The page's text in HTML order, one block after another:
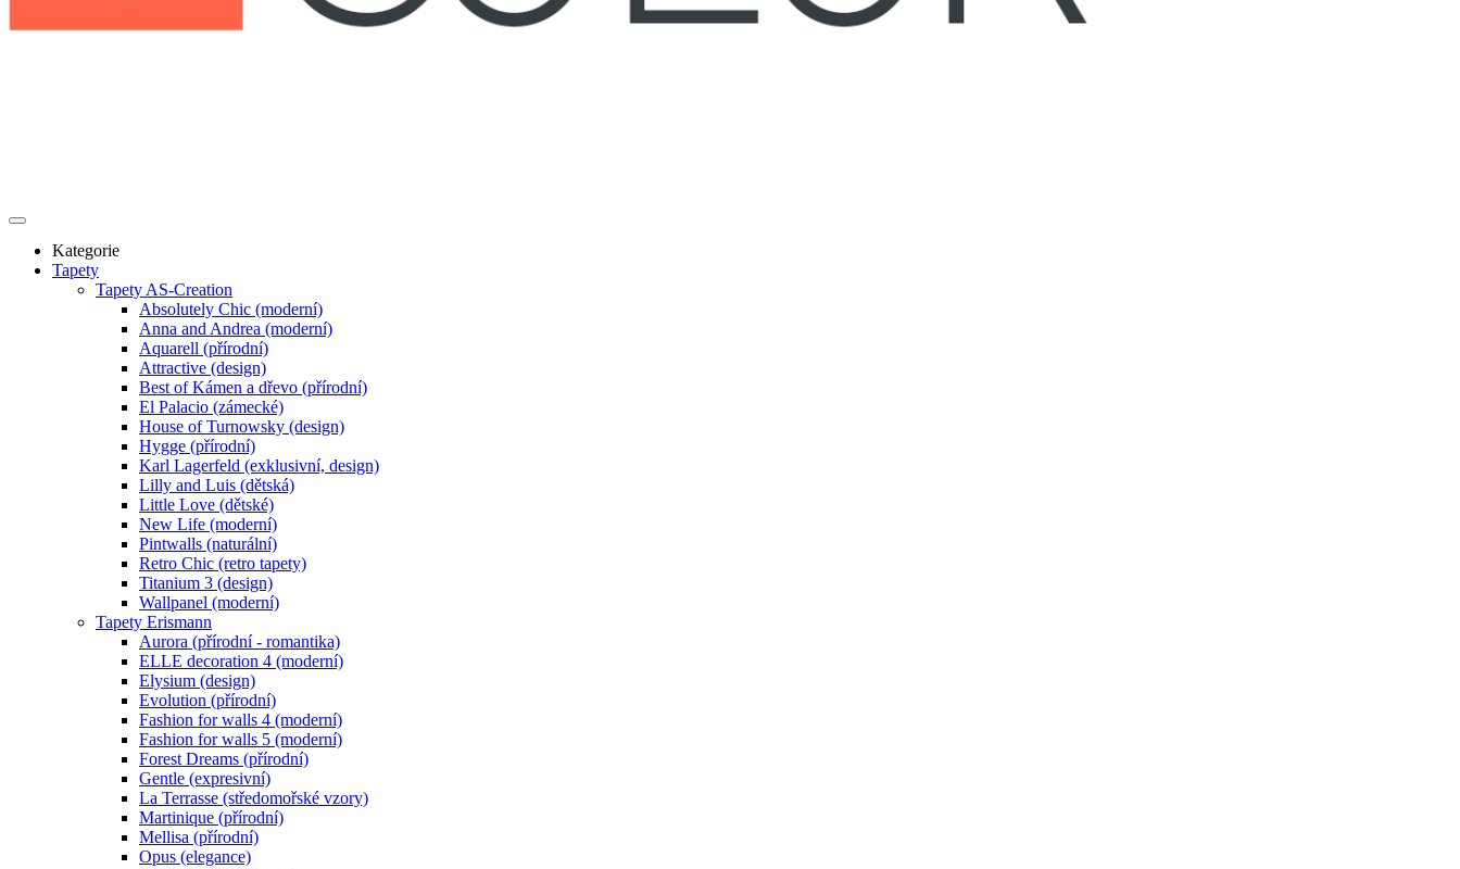
Kategorie
Tapety
Tapety AS-Creation
Absolutely Chic (moderní)
Anna and Andrea (moderní)
Aquarell (přírodní)
Attractive (design)
Best of Kámen a dřevo (přírodní)
El Palacio (zámecké)
House of Turnowsky (design)
Hygge (přírodní)
Karl Lagerfeld (exklusivní, design)
Lilly and Luis (dětská)
Little Love (dětské)
New Life (moderní)
Pintwalls (naturální)
Retro Chic (retro tapety)
Titanium 3 (design)
Wallpanel (moderní)
Tapety Erismann
Aurora (přírodní - romantika)
ELLE decoration 4 (moderní)
Elysium (design)
Evolution (přírodní)
Fashion for walls 4 (moderní)
Fashion for walls 5 (moderní)
Forest Dreams (přírodní)
Gentle (expresivní)
La Terrasse (středomořské vzory)
Martinique (přírodní)
Mellisa (přírodní)
Opus (elegance)